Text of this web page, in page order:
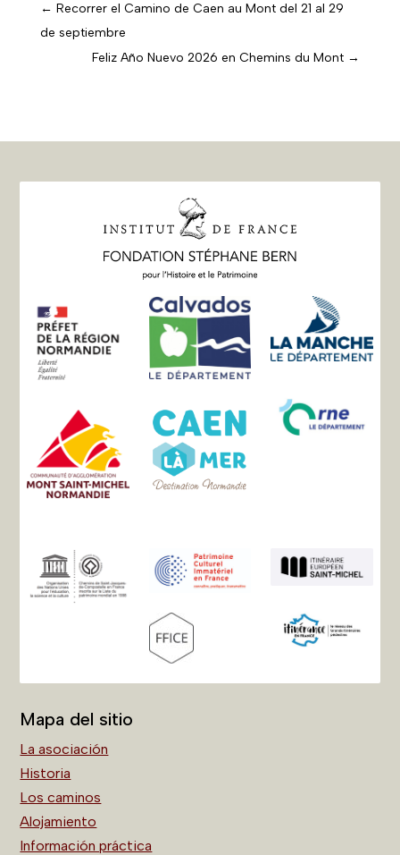
← Recorrer el Camino de Caen au Mont del 21 al 29
de septiembre
Feliz Año Nuevo 2026 en Chemins du Mont →
Mapa del sitio
La asociación
Historia
Los caminos
Alojamiento
Información práctica